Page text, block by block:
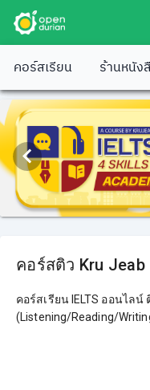
คอร์สเรียน ร้านหนัง
คอร์สติว Kru Jeab
คอร์สเรียน IELTS ออนไลน์
(Listening/Reading/